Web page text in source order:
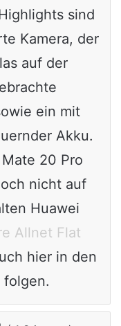
sind
Kamera, der
auf der
ein mit
Akku.
20 Pro
nicht auf
Huawei
Allnet Flat
hier in den
folgen.